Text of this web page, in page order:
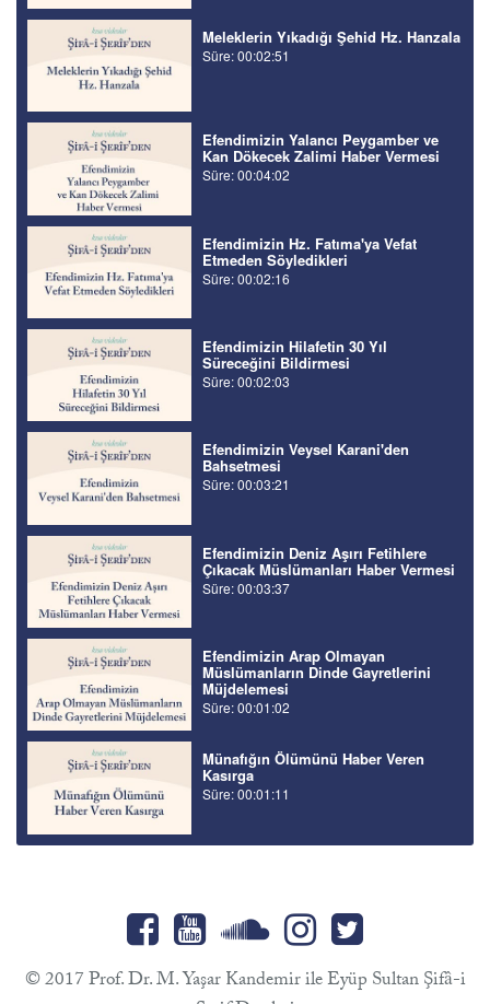
Meleklerin Yıkadığı Şehid Hz. Hanzala
Süre: 00:02:51
Efendimizin Yalancı Peygamber ve
Kan Dökecek Zalimi Haber Vermesi
Süre: 00:04:02
Efendimizin Hz. Fatıma'ya Vefat
Etmeden Söyledikleri
Süre: 00:02:16
Efendimizin Hilafetin 30 Yıl
Süreceğini Bildirmesi
Süre: 00:02:03
Efendimizin Veysel Karani'den
Bahsetmesi
Süre: 00:03:21
Efendimizin Deniz Aşırı Fetihlere
Çıkacak Müslümanları Haber Vermesi
Süre: 00:03:37
Efendimizin Arap Olmayan
Müslümanların Dinde Gayretlerini
Müjdelemesi
Süre: 00:01:02
Münafığın Ölümünü Haber Veren
Kasırga
Süre: 00:01:11
© 2017 Prof. Dr. M. Yaşar Kandemir ile Eyüp Sultan Şifâ-i